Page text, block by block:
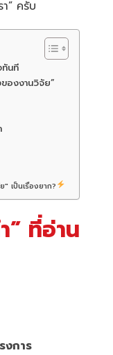
า” ครับ
ทันที
องงานวิจัย”
เป็นเรื่องยาก?
” ที่อ่าน
งการ